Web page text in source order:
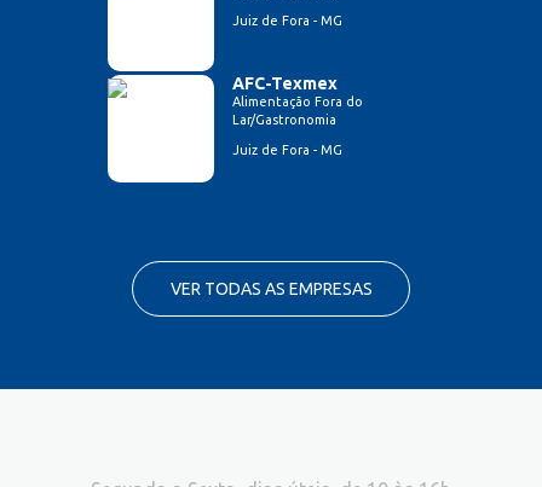
Juiz de Fora - MG
AFC-Texmex
Alimentação Fora do
Lar/Gastronomia
Juiz de Fora - MG
VER TODAS AS EMPRESAS